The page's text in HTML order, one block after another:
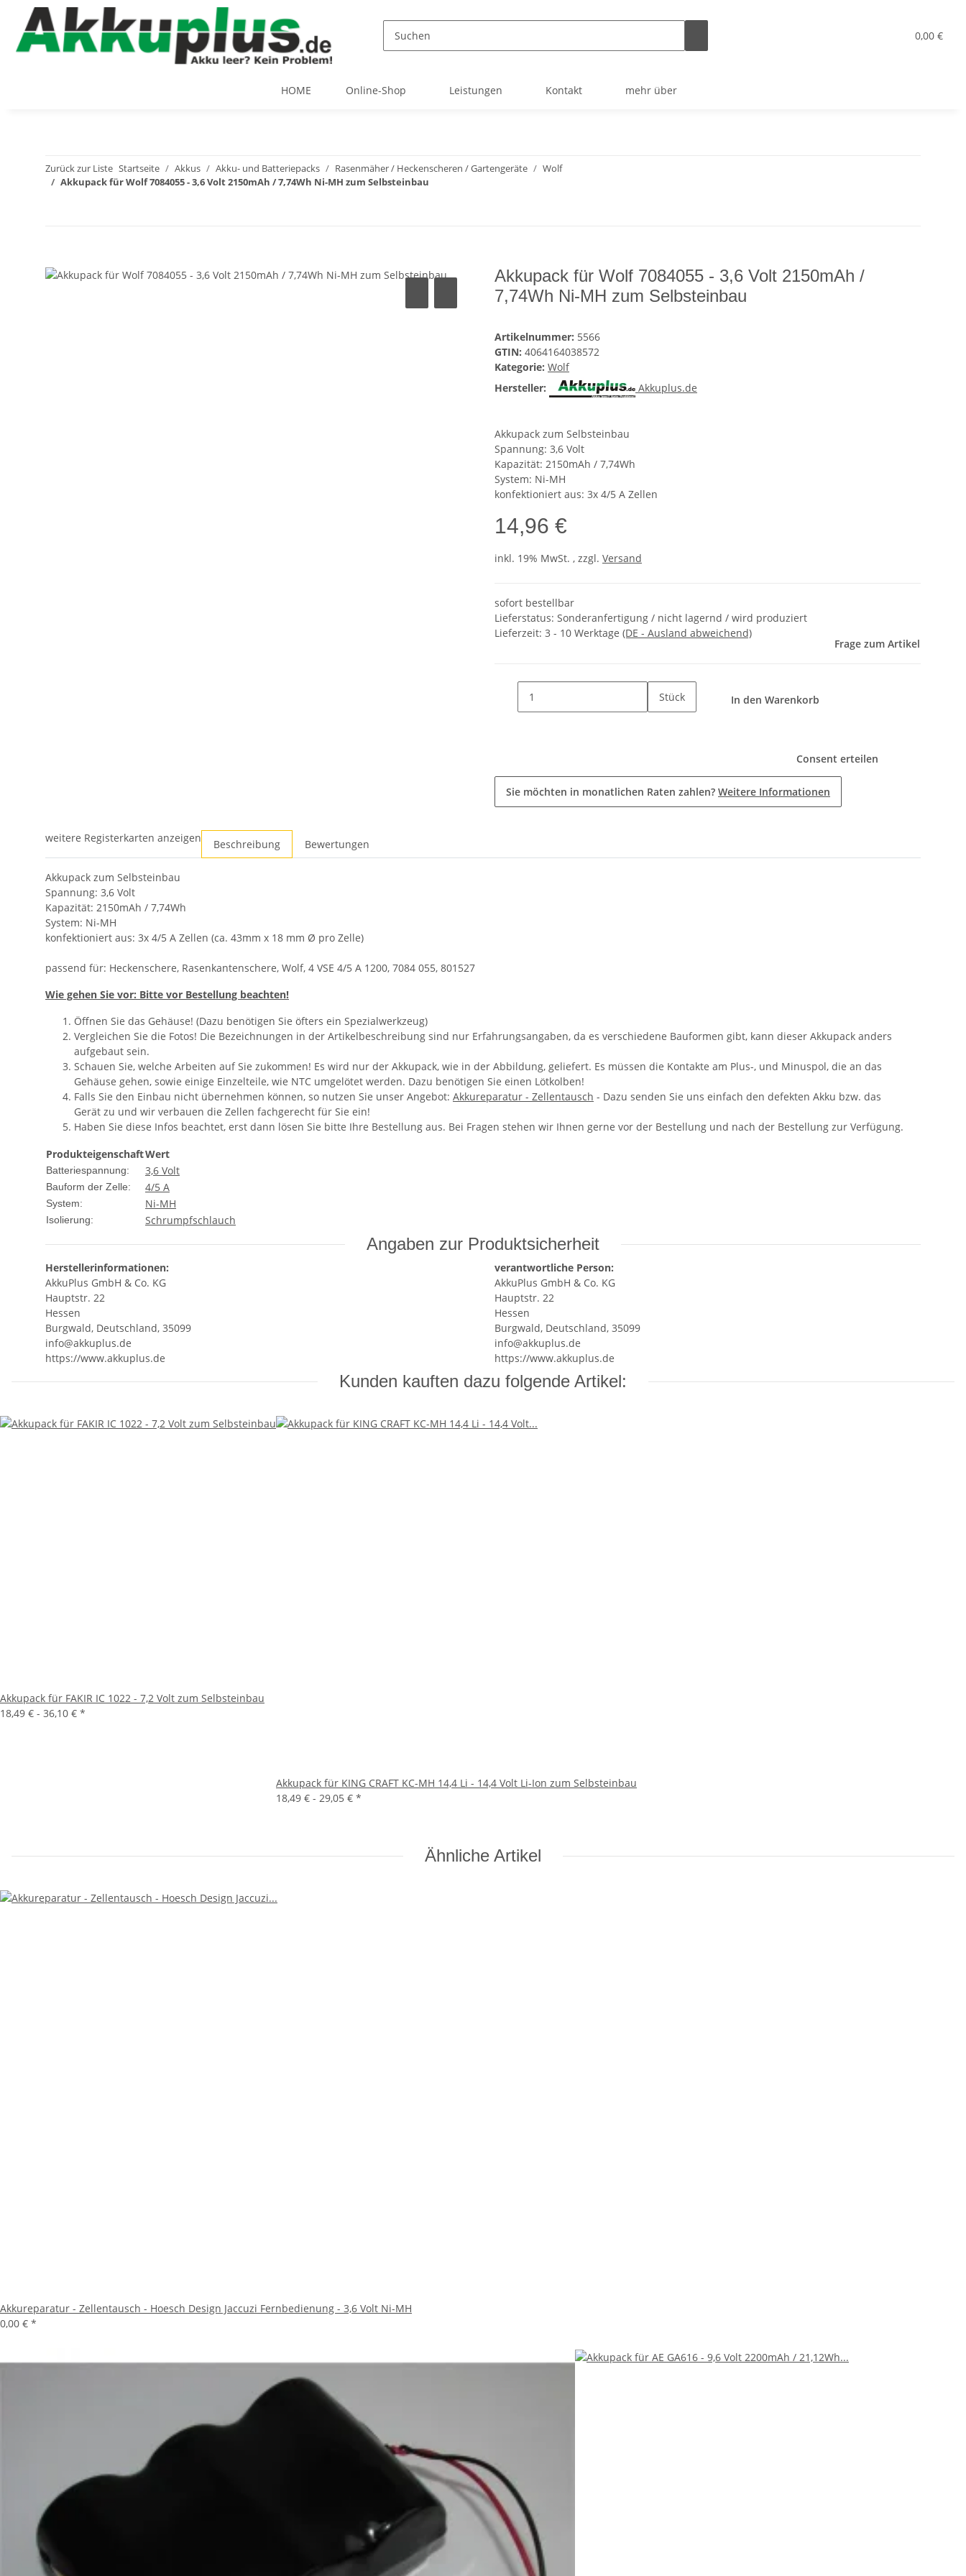
0,00 €
HOME Online-Shop Leistungen Kontakt mehr über
Zurück zur Liste Startseite Akkus Akku- und Batteriepacks Rasenmäher / Heckenscheren / Gartengeräte
Wolf
Akkupack für Wolf 7084055 - 3,6 Volt 2150mAh / 7,74Wh Ni-MH zum Selbsteinbau
Akkupack für Wolf 7084055 - 3,6 Volt 2150mAh /
7,74Wh Ni-MH zum Selbsteinbau
Artikelnummer: 5566
GTIN: 4064164038572
Kategorie: Wolf
Hersteller:
Akkuplus.de
Akkupack zum Selbsteinbau
Spannung: 3,6 Volt
Kapazität: 2150mAh / 7,74Wh
System: Ni-MH
konfektioniert aus: 3x 4/5 A Zellen
14,96 €
inkl. 19% MwSt. , zzgl. Versand
sofort bestellbar
Lieferstatus: Sonderanfertigung / nicht lagernd / wird produziert
Lieferzeit: 3 - 10 Werktage (DE - Ausland abweichend)
Frage zum Artikel
Stück In den Warenkorb
Consent erteilen
Sie möchten in monatlichen Raten zahlen? Weitere Informationen
weitere Registerkarten anzeigen Beschreibung Bewertungen
Akkupack zum Selbsteinbau
Spannung: 3,6 Volt
Kapazität: 2150mAh / 7,74Wh
System: Ni-MH
konfektioniert aus: 3x 4/5 A Zellen (ca. 43mm x 18 mm Ø pro Zelle)
passend für: Heckenschere, Rasenkantenschere, Wolf, 4 VSE 4/5 A 1200, 7084 055, 801527
Wie gehen Sie vor: Bitte vor Bestellung beachten!
Öffnen Sie das Gehäuse! (Dazu benötigen Sie öfters ein Spezialwerkzeug)
Vergleichen Sie die Fotos! Die Bezeichnungen in der Artikelbeschreibung sind nur Erfahrungsangaben, da es verschiedene Bauformen gibt, kann dieser Akkupack anders
aufgebaut sein.
Schauen Sie, welche Arbeiten auf Sie zukommen! Es wird nur der Akkupack, wie in der Abbildung, geliefert. Es müssen die Kontakte am Plus-, und Minuspol, die an das
Gehäuse gehen, sowie einige Einzelteile, wie NTC umgelötet werden. Dazu benötigen Sie einen Lötkolben!
Falls Sie den Einbau nicht übernehmen können, so nutzen Sie unser Angebot: Akkureparatur - Zellentausch - Dazu senden Sie uns einfach den defekten Akku bzw. das
Gerät zu und wir verbauen die Zellen fachgerecht für Sie ein!
Haben Sie diese Infos beachtet, erst dann lösen Sie bitte Ihre Bestellung aus. Bei Fragen stehen wir Ihnen gerne vor der Bestellung und nach der Bestellung zur Verfügung.
ProdukteigenschaftWert
Batteriespannung: 3,6 Volt
Bauform der Zelle: 4/5 A
System: Ni-MH
Isolierung: Schrumpfschlauch
Angaben zur Produktsicherheit
Herstellerinformationen:
AkkuPlus GmbH & Co. KG
Hauptstr. 22
Hessen
Burgwald, Deutschland, 35099
info@akkuplus.de
https://www.akkuplus.de
verantwortliche Person:
AkkuPlus GmbH & Co. KG
Hauptstr. 22
Hessen
Burgwald, Deutschland, 35099
info@akkuplus.de
https://www.akkuplus.de
Kunden kauften dazu folgende Artikel:
Akkupack für FAKIR IC 1022 - 7,2 Volt zum Selbsteinbau
18,49 € - 36,10 € *
Akkupack für KING CRAFT KC-MH 14,4 Li - 14,4 Volt Li-Ion zum Selbsteinbau
18,49 € - 29,05 € *
Ähnliche Artikel
Akkureparatur - Zellentausch - Hoesch Design Jaccuzi Fernbedienung - 3,6 Volt Ni-MH
0,00 € *